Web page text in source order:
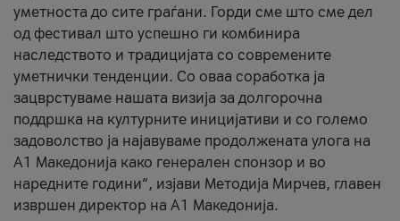
уметноста до сите граѓани. Горди сме што сме дел
од фестивал што успешно ги комбинира
наследството и традицијата со современите
уметнички тенденции. Со оваа соработка ја
зацврстуваме нашата визија за долгорочна
поддршка на културните иницијативи и со големо
задоволство ја најавуваме продолжената улога на
A1 Македонија како генерален спонзор и во
наредните години“, изјави Методија Мирчев, главен
извршен директор на A1 Македонија.